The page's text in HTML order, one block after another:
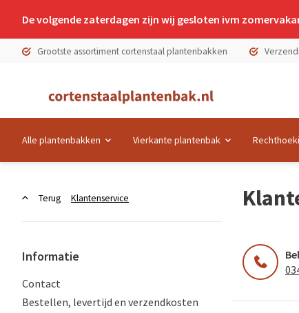
De volgende zaterdagen zijn wij gesloten ivm
Grootste assortiment cortenstaal plantenbakken
Alle plantenbakken Vierkante plantenbak
Terug Klantenservice
Informatie
Contact
Bestellen, levertijd en verzendkosten